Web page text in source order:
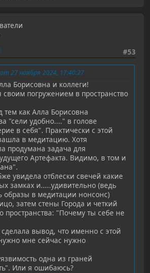
#53
27 ноября 2024, 17:40:27
Борисовна и коллеги!
своим погружением в пространство
тем как Алла Борисовна
"сели удобно...." в голове
в себя". Практически с этой
в медитацию. Хотя
продумана задача для
Артефакта. Видимо, в том и
увидела отблески свечей какие
замках и.....удивительно (ведь
образы в медитации нонсонс)
затем стены Города и четкий
пространства: "Почему ты себе не
вывод, что именно с этой
мне сейчас нужно
одна из граней
Или я ошибаюсь?